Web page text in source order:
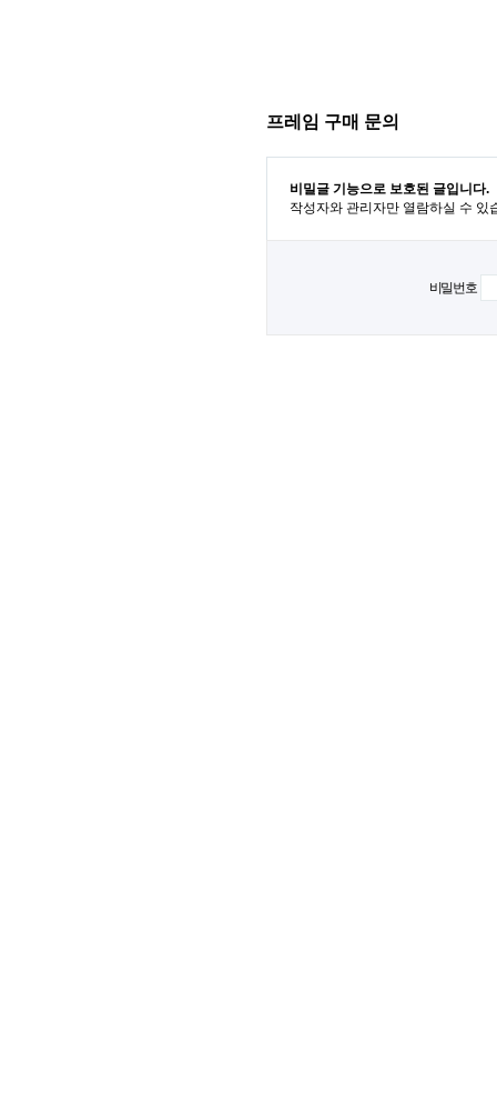
프레임 구매 문의
비밀글 기능으로 보호된 글입니다.
작성자와 관리자만 열람하실 수 있
비밀번호